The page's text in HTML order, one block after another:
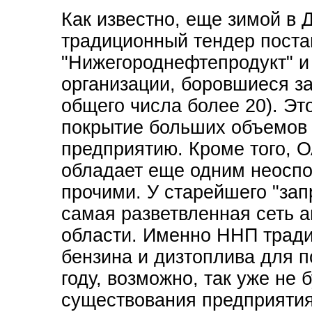
Как известно, еще зимой в
традиционный тендер
"Нижегороднефтепродукт"
организации, боровшиеся
общего числа более 20).
покрытие больших
предприятию. Кроме того,
обладает еще одним
прочими. У старейшего
самая разветвленная сеть
области. Именно ННП
бензина и дизтоплива для
году, возможно, так уже не
существования